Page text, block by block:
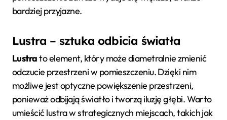
bardziej przyjazne.
Lustra – sztuka odbicia światła
Lustrato element, który może diametralnie zmienić
odczucie przestrzeni w pomieszczeniu. Dzięki nim
możliwe jest optyczne powiększenie przestrzeni,
ponieważ odbijają światło i tworzą iluzję głębi. Warto
umieścić lustra w strategicznych miejscach, takich jak